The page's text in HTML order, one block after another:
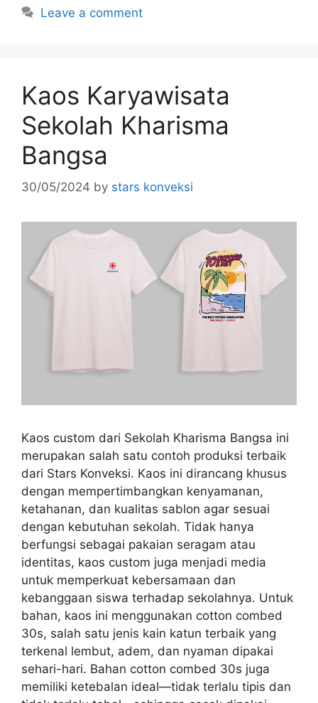
Leave a comment
Kaos Karyawisata
Sekolah Kharisma
Bangsa
30/05/2024 by stars konveksi
Kaos custom dari Sekolah Kharisma Bangsa ini
merupakan salah satu contoh produksi terbaik
dari Stars Konveksi. Kaos ini dirancang khusus
dengan mempertimbangkan kenyamanan,
ketahanan, dan kualitas sablon agar sesuai
dengan kebutuhan sekolah. Tidak hanya
berfungsi sebagai pakaian seragam atau
identitas, kaos custom juga menjadi media
untuk memperkuat kebersamaan dan
kebanggaan siswa terhadap sekolahnya. Untuk
bahan, kaos ini menggunakan cotton combed
30s, salah satu jenis kain katun terbaik yang
terkenal lembut, adem, dan nyaman dipakai
sehari-hari. Bahan cotton combed 30s juga
memiliki ketebalan ideal—tidak terlalu tipis dan